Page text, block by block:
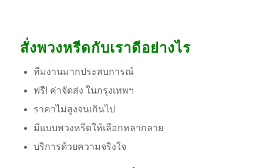
สั่งพวงหรีดกับเราดีอย่างไร
ทีมงานมากประสบการณ์
ฟรี! ค่าจัดส่ง ในกรุงเทพฯ
ราคาไม่สูงจนเกินไป
มีแบบพวงหรีดให้เลือกหลากลาย
บริการด้วยความจริงใจ